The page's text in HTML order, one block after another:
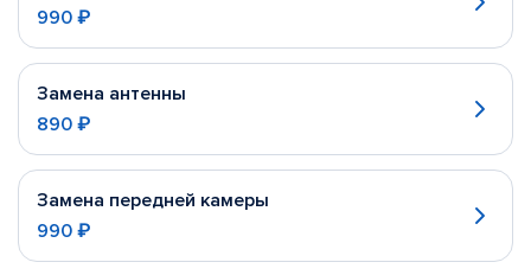
990 ₽
Замена антенны
890 ₽
Замена передней камеры
990 ₽